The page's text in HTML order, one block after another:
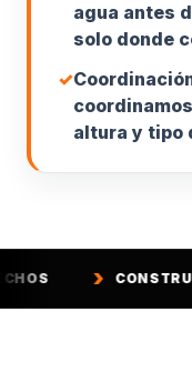
agua antes
solo donde
✓
altura y tipo
CONSTRUCCIÓN DE